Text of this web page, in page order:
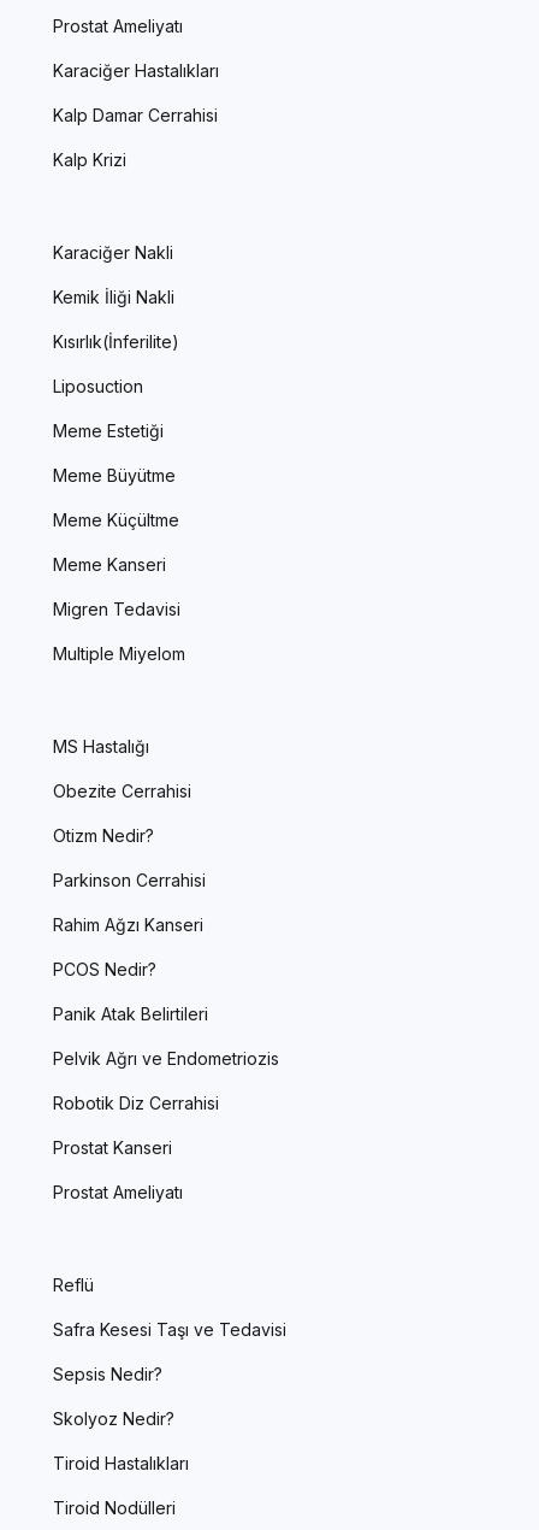
Prostat Ameliyatı
Karaciğer Hastalıkları
Kalp Damar Cerrahisi
Kalp Krizi
Karaciğer Nakli
Kemik İliği Nakli
Kısırlık(İnferilite)
Liposuction
Meme Estetiği
Meme Büyütme
Meme Küçültme
Meme Kanseri
Migren Tedavisi
Multiple Miyelom
MS Hastalığı
Obezite Cerrahisi
Otizm Nedir?
Parkinson Cerrahisi
Rahim Ağzı Kanseri
PCOS Nedir?
Panik Atak Belirtileri
Pelvik Ağrı ve Endometriozis
Robotik Diz Cerrahisi
Prostat Kanseri
Prostat Ameliyatı
Reflü
Safra Kesesi Taşı ve Tedavisi
Sepsis Nedir?
Skolyoz Nedir?
Tiroid Hastalıkları
Tiroid Nodülleri